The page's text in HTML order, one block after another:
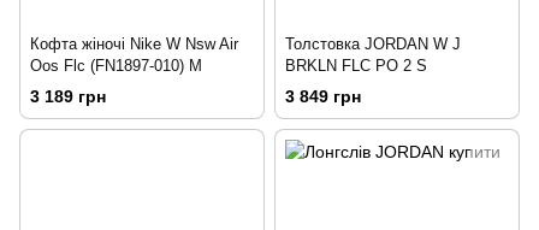
Кофта жіночі Nike W Nsw Air
Oos Flc (FN1897-010) M
3 189 грн
Толстовка JORDAN W J
BRKLN FLC PO 2 S
3 849 грн